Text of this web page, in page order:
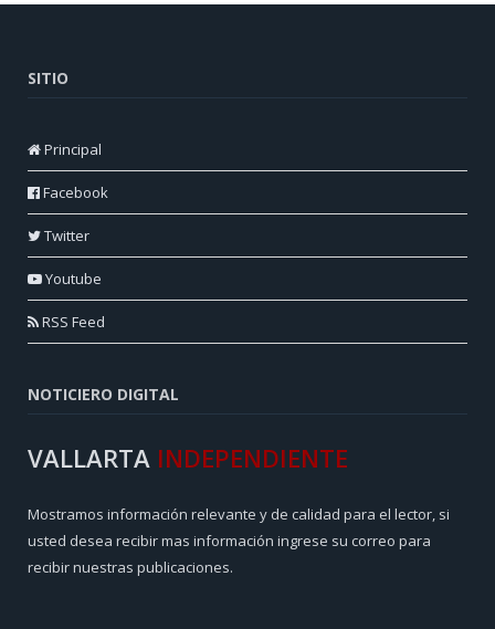
SITIO
Principal
Facebook
Twitter
Youtube
RSS Feed
NOTICIERO DIGITAL
VALLARTA INDEPENDIENTE
Mostramos información relevante y de calidad para el lector, si
usted desea recibir mas información ingrese su correo para
recibir nuestras publicaciones.